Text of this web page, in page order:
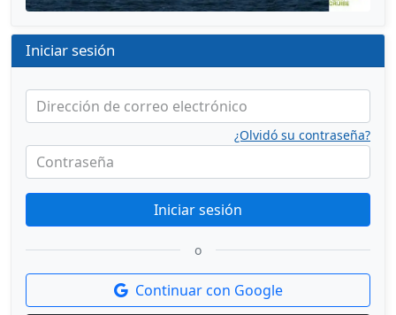
Iniciar sesión
Dirección de correo electrónico
Contraseña
¿Olvidó su contraseña?
Iniciar sesión
o
Continuar con Google